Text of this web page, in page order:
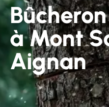
à Mont
Aignan